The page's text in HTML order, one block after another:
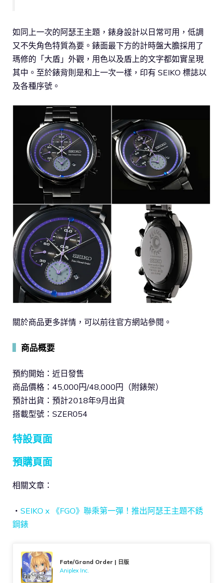
如同上一次的阿瑟王主題，錶身設計以日常可用，低調
又不失角色特質為要。錶面最下方的計時盤大膽採用了
瑪修的「大盾」外觀，用色以及盾上的文字都如實呈現
其中。至於錶背則是和上一次一樣，印有 SEIKO 標誌以
及各種序號。
關於商品更多詳情，可以前往官方網站參閱。
商品概要
預約開始：近日發售
商品價格：45,000円/48,000円（附錶架）
預計出貨：預計2018年9月出貨
搭載型號：SZER054
特設頁面
預購頁面
相關文章：
‧ SEIKO x 《FGO》聯乘第一彈！推出阿瑟王主題不銹
鋼錶
Fate/Grand Order | 日版
Aniplex Inc.